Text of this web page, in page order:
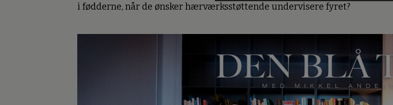
i fødderne, når de ønsker hærværksstøttende undervisere fyret?